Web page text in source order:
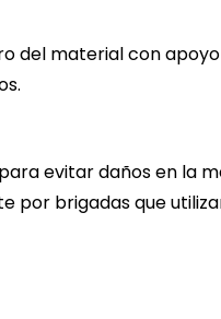
del material con
evitar daños en la
por brigadas que